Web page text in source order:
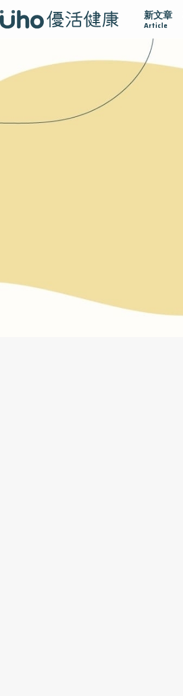
新文章
Article
植牙指南 漸凍不孤單 愛不沾黏